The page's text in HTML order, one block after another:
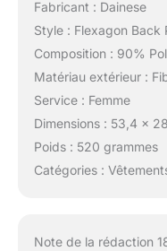
Fabricant : Dainese
Style : Flexagon Back
Composition : 90%
Matériau extérieur :
Service : Femme
Dimensions : 53,4 x
Poids : 520 grammes
Catégories :
Note de la rédaction